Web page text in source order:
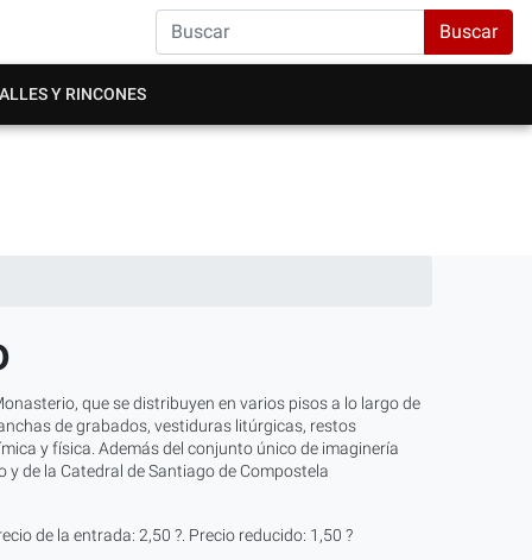
Buscar
Y RINCONES
que se distribuyen en varios pisos a lo largo de
de grabados, vestiduras litúrgicas, restos
y física. Además del conjunto único de imaginería
de la Catedral de Santiago de Compostela
de la entrada: 2,50 ?. Precio reducido: 1,50 ?